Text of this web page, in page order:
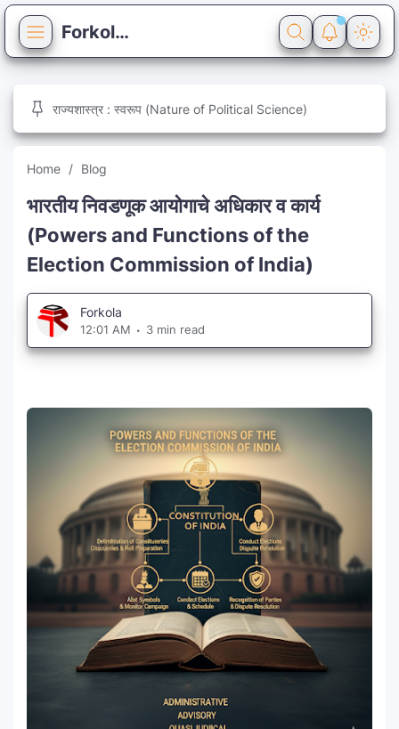
Forkola
Blog
General Knowledge
Reference
Syllabus
Pages
About
Contact
राज्यशास्त्र : स्वरूप (Nature of Political Science)
Home Blog
भारतीय निवडणूक आयोगाचे अधिकार व कार्य
(Powers and Functions of the
Election Commission of India)
Forkola
12:01 AM 3 min read